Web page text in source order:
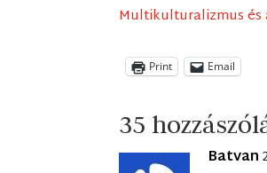
Multikulturalizmus és
Print Email
35
Batvan